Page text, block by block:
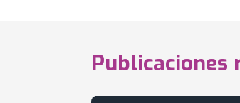
Publicaciones